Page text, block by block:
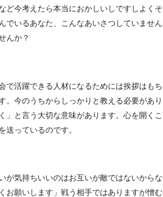
ど今考えたら本当におかしいしですし よく
でいるあなた、 こんなあいさつしていません
んか？
で活躍できる人材になるためには挨拶はも
。 今のうちからしっかりと教える必要があり
」と言う 大切な意味があります。 心を開く
送っているのです。
が気持ちいいのはお互いが敵ではないからな
お願いします」 戦う相手ではありますが憎